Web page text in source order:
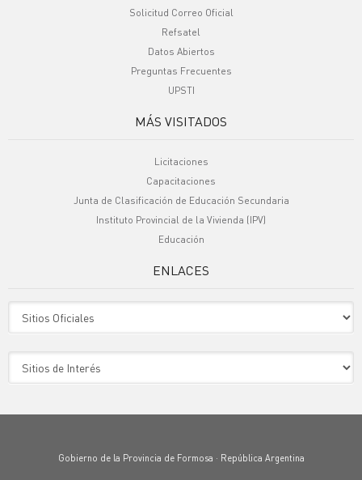
Solicitud Correo Oficial
Refsatel
Datos Abiertos
Preguntas Frecuentes
UPSTI
MÁS VISITADOS
Licitaciones
Capacitaciones
Junta de Clasificación de Educación Secundaria
Instituto Provincial de la Vivienda (IPV)
Educación
ENLACES
Gobierno de la Provincia de Formosa · República Argentina